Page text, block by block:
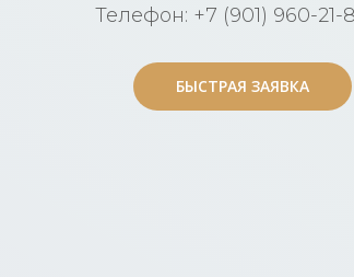
Телефон: +7 (901) 960-21-
БЫСТРАЯ ЗАЯВКА
БЫСТРАЯ ЗАЯВКА